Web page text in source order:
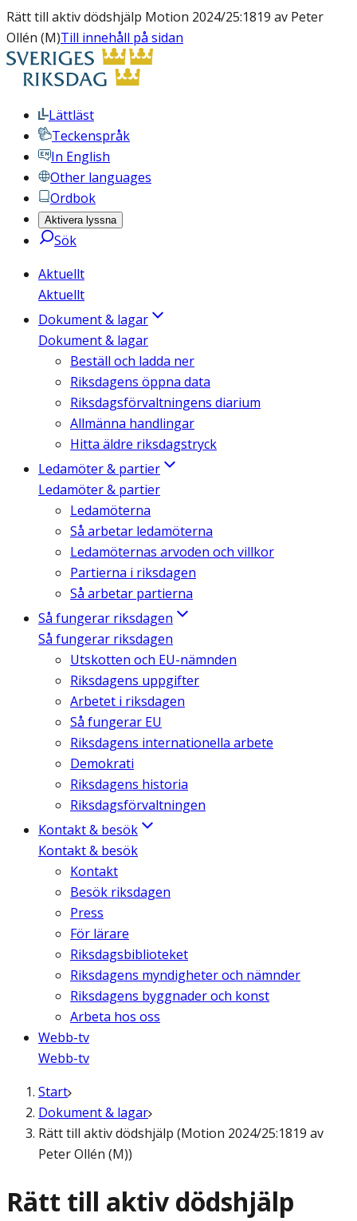
Rätt till aktiv dödshjälp Motion 2024/25:1819 av Peter
Ollén (M)Till innehåll på sidan
Lättläst
Teckenspråk
In English
Other languages
Ordbok
Aktivera lyssna
Sök
Aktuellt
Aktuellt
Dokument & lagar
Dokument & lagar
Beställ och ladda ner
Riksdagens öppna data
Riksdagsförvaltningens diarium
Allmänna handlingar
Hitta äldre riksdagstryck
Ledamöter & partier
Ledamöter & partier
Ledamöterna
Så arbetar ledamöterna
Ledamöternas arvoden och villkor
Partierna i riksdagen
Så arbetar partierna
Så fungerar riksdagen
Så fungerar riksdagen
Utskotten och EU-nämnden
Riksdagens uppgifter
Arbetet i riksdagen
Så fungerar EU
Riksdagens internationella arbete
Demokrati
Riksdagens historia
Riksdagsförvaltningen
Kontakt & besök
Kontakt & besök
Kontakt
Besök riksdagen
Press
För lärare
Riksdagsbiblioteket
Riksdagens myndigheter och nämnder
Riksdagens byggnader och konst
Arbeta hos oss
Webb-tv
Webb-tv
Start
Dokument & lagar
Rätt till aktiv dödshjälp (Motion 2024/25:1819 av
Peter Ollén (M))
Rätt till aktiv dödshjälp